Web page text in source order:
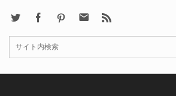
FacebookPinterest Contact